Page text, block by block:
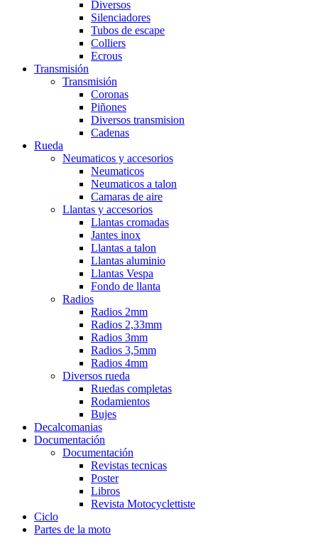
Diversos
Silenciadores
Tubos de escape
Colliers
Ecrous
Transmisión
Transmisión
Coronas
Piñones
Diversos transmision
Cadenas
Rueda
Neumaticos y accesorios
Neumaticos
Neumaticos a talon
Camaras de aire
Llantas y accesorios
Llantas cromadas
Jantes inox
Llantas a talon
Llantas aluminio
Llantas Vespa
Fondo de llanta
Radios
Radios 2mm
Radios 2,33mm
Radios 3mm
Radios 3,5mm
Radios 4mm
Diversos rueda
Ruedas completas
Rodamientos
Bujes
Decalcomanias
Documentación
Documentación
Revistas tecnicas
Poster
Libros
Revista Motocyclettiste
Ciclo
Partes de la moto